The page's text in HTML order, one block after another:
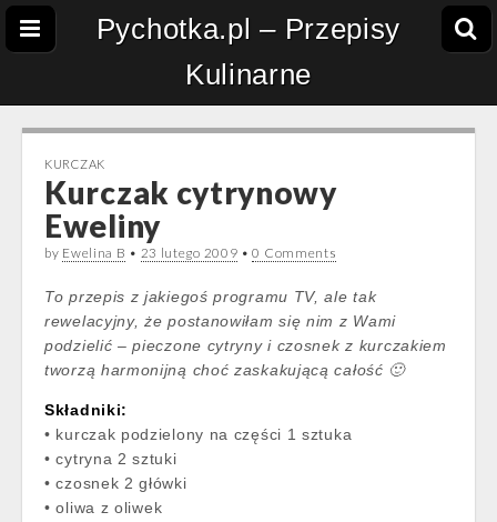
Pychotka.pl – Przepisy
Kulinarne
KURCZAK
Kurczak cytrynowy
Eweliny
by Ewelina B • 23 lutego 2009 •0 Comments
To przepis z jakiegoś programu TV, ale tak
rewelacyjny, że postanowiłam się nim z Wami
podzielić – pieczone cytryny i czosnek z kurczakiem
tworzą harmonijną choć zaskakującą całość 🙂
Składniki:
• kurczak podzielony na części 1 sztuka
• cytryna 2 sztuki
• czosnek 2 główki
• oliwa z oliwek